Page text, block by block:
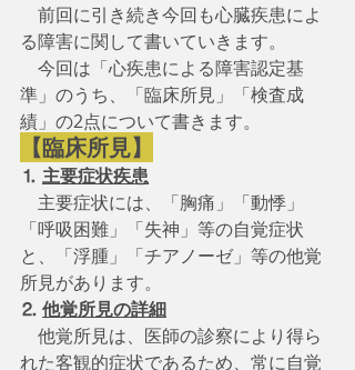
前回に引き続き今回も心臓疾患によ
る障害に関して書いていきます。
今回は「心疾患による障害認定基
準」のうち、「臨床所見」「検査成
績」の2点について書きます。
【臨床所見】
⒈ 主要症状疾患
主要症状には、「胸痛」「動悸」
「呼吸困難」「失神」等の自覚症状
と、「浮腫」「チアノーゼ」等の他覚
所見があります。
⒉ 他覚所見の詳細
他覚所見は、医師の診察により得ら
れた客観的症状であるため、常に自覚